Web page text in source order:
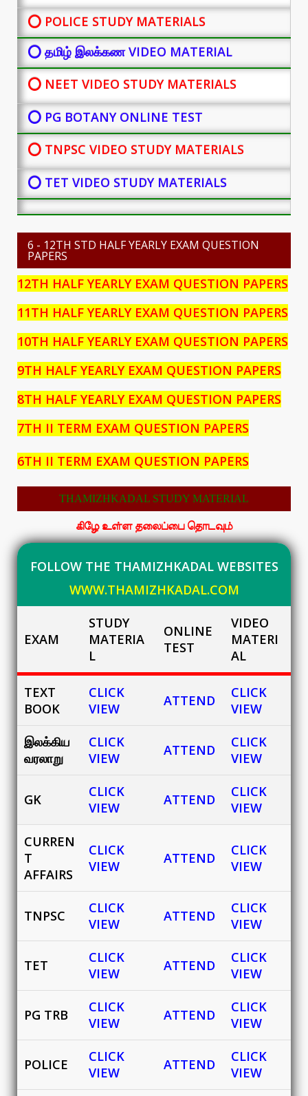
⭕ POLICE STUDY MATERIALS
⭕ தமிழ் இலக்கண VIDEO MATERIAL
⭕ NEET VIDEO STUDY MATERIALS
⭕ PG BOTANYONLINE TEST
⭕ TNPSC VIDEO STUDY MATERIALS
⭕ TET VIDEO STUDY MATERIALS
6 - 12TH STD HALF YEARLY EXAM QUESTION
PAPERS
12TH HALF YEARLY EXAM QUESTION PAPERS
11TH HALF YEARLY EXAM QUESTION PAPERS
10TH HALF YEARLY EXAM QUESTION PAPERS
9TH HALF YEARLY EXAM QUESTION PAPERS
8TH HALF YEARLY EXAM QUESTION PAPERS
7TH II TERM EXAM QUESTION PAPERS
6TH II TERM EXAM QUESTION PAPERS
THAMIZHKADAL STUDY MATERIAL
கிழே உள்ள தலைப்பை தொடவும்
FOLLOW THE THAMIZHKADAL WEBSITES
WWW.THAMIZHKADAL.COM
EXAM
STUDY
MATERIA
L
ONLINE
TEST
VIDEO
MATERI
AL
TEXT
BOOK
CLICK
VIEW
ATTEND
CLICK
VIEW
இலக்கிய
வரலாறு
CLICK
VIEW
ATTEND
CLICK
VIEW
GK
CLICK
VIEW
ATTEND
CLICK
VIEW
CURREN
T
AFFAIRS
CLICK
VIEW
ATTEND
CLICK
VIEW
TNPSC
CLICK
VIEW
ATTEND
CLICK
VIEW
TET
CLICK
VIEW
ATTEND
CLICK
VIEW
PG TRB
CLICK
VIEW
ATTEND
CLICK
VIEW
POLICE
CLICK
VIEW
ATTEND
CLICK
VIEW